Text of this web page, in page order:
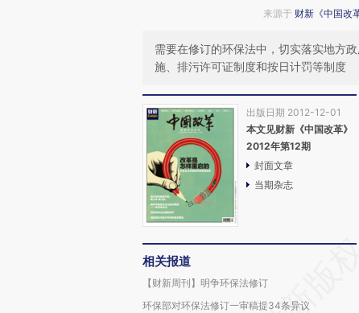
来源于 财新《中国改
需要在修订的环保法中，切实落实地方
施、排污许可证制度和按日计罚等制度
出版日期 2012-12-01
本文见财新《中国改革》
2012年第12期
封面文章
当期杂志
相关报道
【财新周刊】明争环保法修订
环保部对环保法修订一审稿提34条异议